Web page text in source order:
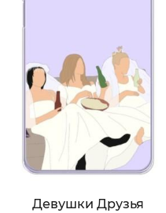
Девушки Друзья